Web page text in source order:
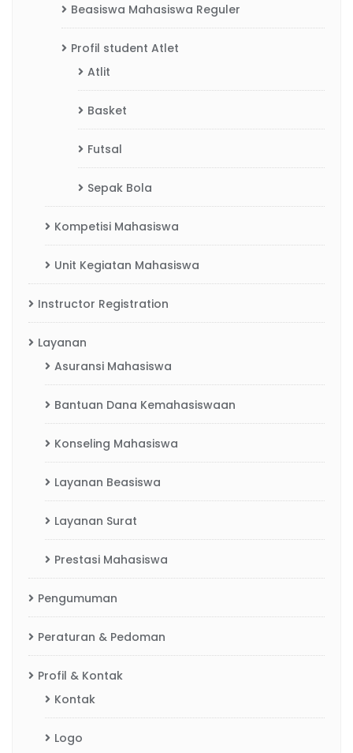
Beasiswa Mahasiswa Reguler
Profil student Atlet
Atlit
Basket
Futsal
Sepak Bola
Kompetisi Mahasiswa
Unit Kegiatan Mahasiswa
Instructor Registration
Layanan
Asuransi Mahasiswa
Bantuan Dana Kemahasiswaan
Konseling Mahasiswa
Layanan Beasiswa
Layanan Surat
Prestasi Mahasiswa
Pengumuman
Peraturan & Pedoman
Profil & Kontak
Kontak
Logo